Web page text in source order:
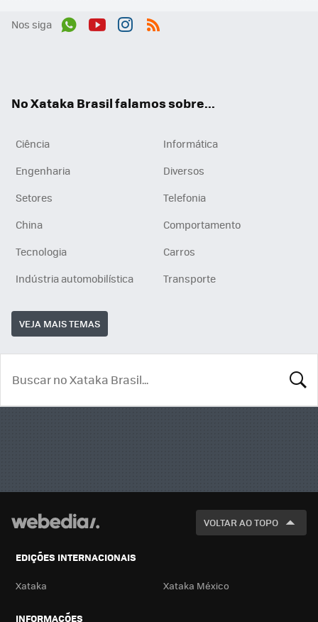
Nos siga
No Xataka Brasil falamos sobre...
Ciência
Informática
Engenharia
Diversos
Setores
Telefonia
China
Comportamento
Tecnologia
Carros
Indústria automobilística
Transporte
VEJA MAIS TEMAS
VOLTAR AO TOPO
EDIÇÕES INTERNACIONAIS
Xataka Xataka México
INFORMAÇÕES